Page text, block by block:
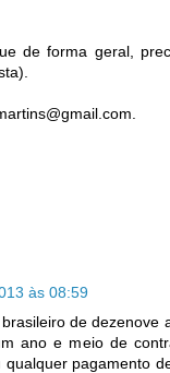
de forma geral,
às 08:59
de dezenove
ano e meio de
pagamento